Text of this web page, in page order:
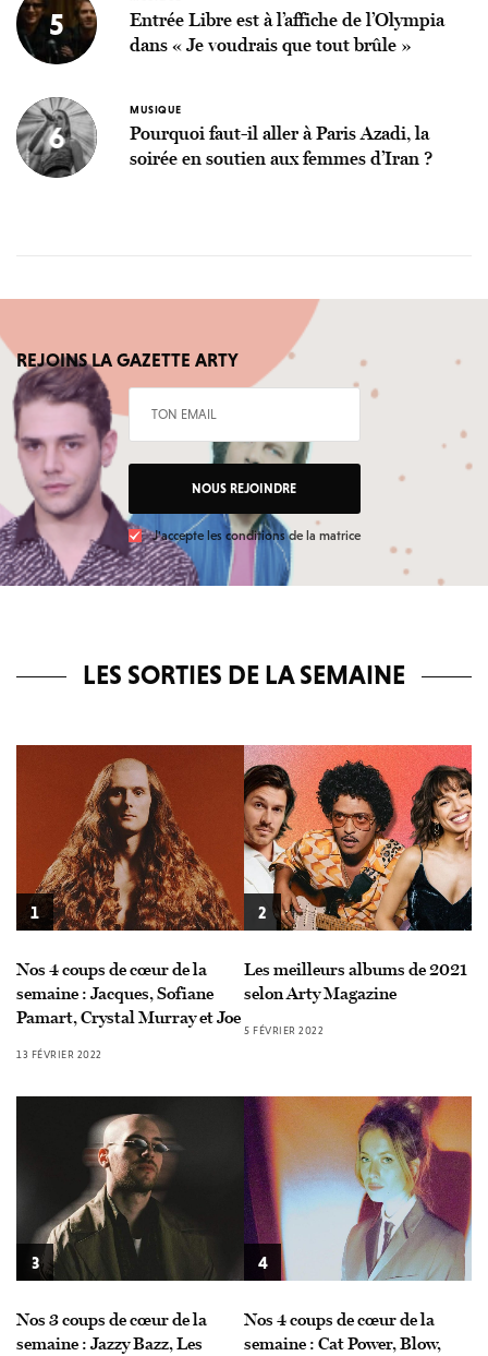
5
Entrée Libre est à l’affiche de l’Olympia
dans « Je voudrais que tout brûle »
6
MUSIQUE
Pourquoi faut-il aller à Paris Azadi, la
soirée en soutien aux femmes d’Iran ?
REJOINS LA GAZETTE ARTY
NOUS REJOINDRE
J'accepte les conditions de la matrice
LES SORTIES DE LA SEMAINE
1
Nos 4 coups de cœur de la
semaine : Jacques, Sofiane
Pamart, Crystal Murray et Joe
13 FÉVRIER 2022
2
Les meilleurs albums de 2021
selon Arty Magazine
5 FÉVRIER 2022
3
Nos 3 coups de cœur de la
semaine : Jazzy Bazz, Les
4
Nos 4 coups de cœur de la
semaine : Cat Power, Blow,